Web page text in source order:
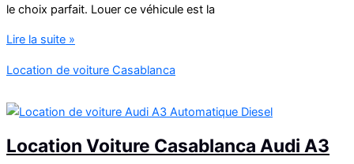
le choix parfait. Louer ce véhicule est la
Location
Casablanca
Golf
Lire la suite »
Location de voiture Casablanca
Location Voiture Casablanca Audi A3